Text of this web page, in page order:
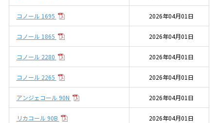
コノール 1695 2026年04月01日
コノール 1865 2026年04月01日
コノール 2280 2026年04月01日
コノール 2265 2026年04月01日
アンジェコール 90N 2026年04月01日
リカコール 90B 2026年04月01日